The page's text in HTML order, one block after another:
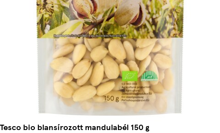
Tesco bio blansírozott mandulabél 150 g